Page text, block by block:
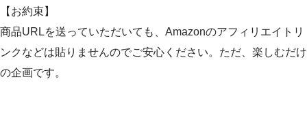
【お約束】
商品URLを送っていただいても、Amazonのアフィリエイトリ
ンクなどは貼りませんのでご安心ください。ただ、楽しむだけ
の企画です。